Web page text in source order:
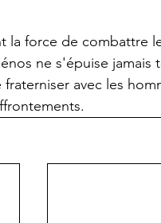
la force de combattre
ne s'épuise
avec les